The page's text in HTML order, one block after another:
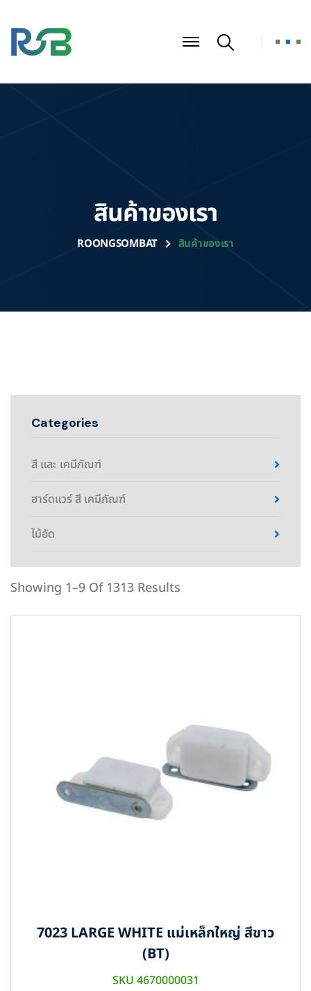
สินค้าของเรา
ROONGSOMBAT สินค้าของเรา
Categories
สี และ เคมีภัณฑ์
ฮาร์ดแวร์ สี เคมีภัณฑ์
ไม้อัด
Showing 1–9 Of 1313 Results
7023 LARGE WHITE แม่เหล็กใหญ่ สีขาว
(BT)
SKU 4670000031